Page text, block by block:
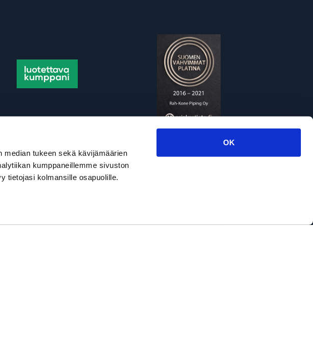
median tukeen sekä kävijämäärien
kumppaneillemme sivuston
tietojasi kolmansille osapuolille.
OK